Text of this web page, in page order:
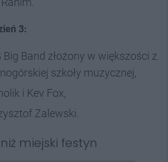
3:
Band złożony w większości z
szkoły muzycznej,
i Kev Fox,
Zalewski.
miejski festyn